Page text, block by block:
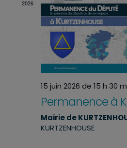
2026
15 juin 2026 de 15 h 30
Permanence à
Mairie de
KURTZENHOUSE